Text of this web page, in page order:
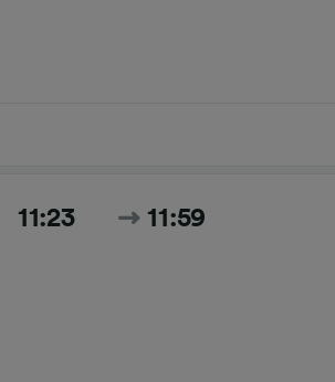
11:23 11:59